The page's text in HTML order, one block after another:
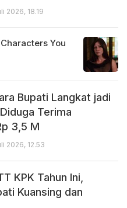
2026, 18.19
Bupati Langkat jadi
Terima
3,5 M
2026, 12.53
KPK Tahun Ini,
Kuansing dan